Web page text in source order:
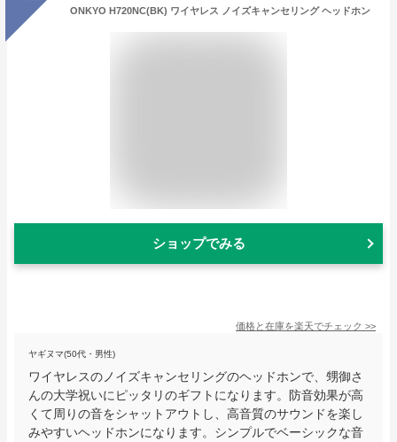
ONKYO H720NC(BK) ワイヤレス ノイズキャンセリング ヘッドホン
ショップでみる
価格と在庫を楽天でチェック >>
ヤギヌマ(50代・男性)
ワイヤレスのノイズキャンセリングのヘッドホンで、甥御さ
んの大学祝いにピッタリのギフトになります。防音効果が高
くて周りの音をシャットアウトし、高音質のサウンドを楽し
みやすいヘッドホンになります。シンプルでベーシックな音